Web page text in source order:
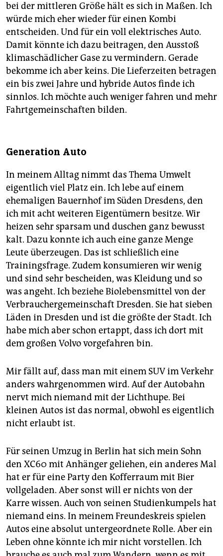
bei der mittleren Größe hält es sich in Maßen. Ich
würde mich eher wieder für einen Kombi
entscheiden. Und für ein voll elektrisches Auto.
Damit könnte ich dazu beitragen, den Ausstoß
klimaschädlicher Gase zu vermindern. Gerade
bekomme ich aber keins. Die Lieferzeiten betragen
ein bis zwei Jahre und hybride Autos finde ich
sinnlos. Ich möchte auch weniger fahren und mehr
Fahrtgemeinschaften bilden.
Generation Auto
In meinem Alltag nimmt das Thema Umwelt
eigentlich viel Platz ein. Ich lebe auf einem
ehemaligen Bauernhof im Süden Dresdens, den
ich mit acht weiteren Eigentümern besitze. Wir
heizen sehr sparsam und duschen ganz bewusst
kalt. Dazu konnte ich auch eine ganze Menge
Leute überzeugen. Das ist schließlich eine
Trainingsfrage. Zudem konsumieren wir wenig
und sind sehr bescheiden, was Kleidung und so
was angeht. Ich beziehe Biolebensmittel von der
Verbrauchergemeinschaft Dresden. Sie hat sieben
Läden in Dresden und ist die größte der Stadt. Ich
habe mich aber schon ertappt, dass ich dort mit
dem großen Volvo vorgefahren bin.
Mir fällt auf, dass man mit einem SUV im Verkehr
anders wahrgenommen wird. Auf der Autobahn
nervt mich niemand mit der Lichthupe. Bei
kleinen Autos ist das normal, obwohl es eigentlich
nicht erlaubt ist.
Für seinen Umzug in Berlin hat sich mein Sohn
den XC60 mit Anhänger geliehen, ein anderes Mal
hat er für eine Party den Kofferraum mit Bier
vollgeladen. Aber sonst will er nichts von der
Karre wissen. Auch von seinen Studienkumpels hat
niemand eins. In meinem Freundeskreis spielen
Autos eine absolut untergeordnete Rolle. Aber ein
Leben ohne könnte ich mir nicht vorstellen. Ich